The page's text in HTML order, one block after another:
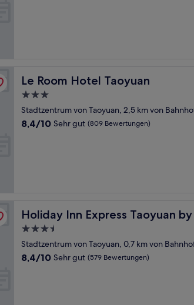
Le Room Hotel Taoyuan
Le Room Hotel Taoyuan
3.0-
Sterne-
Unterkunft
Stadtzentrum von Taoyuan, 2,5 km von
8.4
8,4/10 Sehr gut (809 Bewertungen)
Holiday Inn Express Taoyuan
Holiday Inn Express Taoyuan by IHG
3.5-
Sterne-
Unterkunft
Stadtzentrum von Taoyuan, 0,7 km von
8.4
8,4/10 Sehr gut (579 Bewertungen)